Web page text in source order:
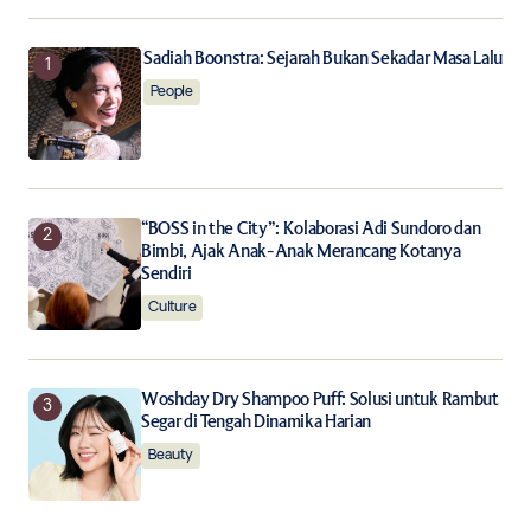
Your E-mail*
Save my name, email, and website in this browser for
the next time I comment.
Notify me of new posts by email.
Submit Comment
Sadiah Boonstra: Sejarah Bukan Sekadar Masa Lalu
People
“BOSS in the City”: Kolaborasi Adi Sundoro dan
Bimbi, Ajak Anak-Anak Merancang Kotanya
Sendiri
Culture
Woshday Dry Shampoo Puff: Solusi untuk Rambut
Segar di Tengah Dinamika Harian
Beauty